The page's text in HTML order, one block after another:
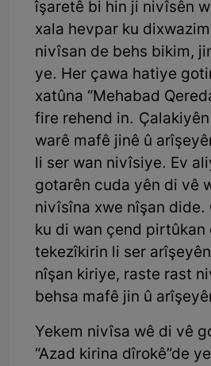
îşaretê bi hin ji nivîsên
xala hevpar ku
nivîsan de behs bikim,
ye. Her çawa hatiye
xatûna “Mehabad
fire rehend in.
warê mafê jinê û
li ser wan nivîsiye. Ev
gotarên cuda yên di vê
nivîsîna xwe nîşan dide.
ku di wan çend pirtûkan
tekezîkirin li ser
nîşan kiriye, raste rast
behsa mafê jin û
Yekem nivîsa wê di vê
“Azad kirina dîrokê”de